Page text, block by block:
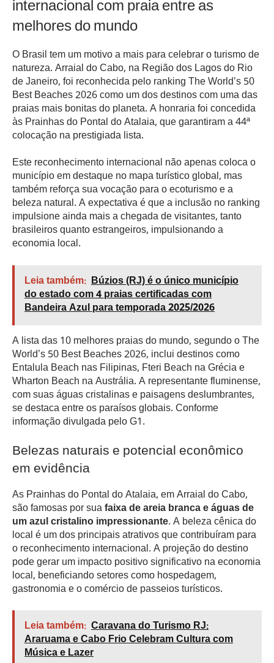
internacional com praia entre as
melhores do mundo
O Brasil tem um motivo a mais para celebrar o turismo de
natureza. Arraial do Cabo, na Região dos Lagos do Rio
de Janeiro, foi reconhecida pelo ranking The World’s 50
Best Beaches 2026 como um dos destinos com uma das
praias mais bonitas do planeta. A honraria foi concedida
às Prainhas do Pontal do Atalaia, que garantiram a 44ª
colocação na prestigiada lista.
Este reconhecimento internacional não apenas coloca o
município em destaque no mapa turístico global, mas
também reforça sua vocação para o ecoturismo e a
beleza natural. A expectativa é que a inclusão no ranking
impulsione ainda mais a chegada de visitantes, tanto
brasileiros quanto estrangeiros, impulsionando a
economia local.
Leia também: Búzios (RJ) é o único município
do estado com 4 praias certificadas com
Bandeira Azul para temporada 2025/2026
A lista das 10 melhores praias do mundo, segundo o The
World’s 50 Best Beaches 2026, inclui destinos como
Entalula Beach nas Filipinas, Fteri Beach na Grécia e
Wharton Beach na Austrália. A representante fluminense,
com suas águas cristalinas e paisagens deslumbrantes,
se destaca entre os paraísos globais. Conforme
informação divulgada pelo G1.
Belezas naturais e potencial econômico
em evidência
As Prainhas do Pontal do Atalaia, em Arraial do Cabo,
são famosas por suafaixa de areia branca e águas de
um azul cristalino impressionante. A beleza cênica do
local é um dos principais atrativos que contribuíram para
o reconhecimento internacional. A projeção do destino
pode gerar um impacto positivo significativo na economia
local, beneficiando setores como hospedagem,
gastronomia e o comércio de passeios turísticos.
Leia também: Caravana do Turismo RJ:
Araruama e Cabo Frio Celebram Cultura com
Música e Lazer